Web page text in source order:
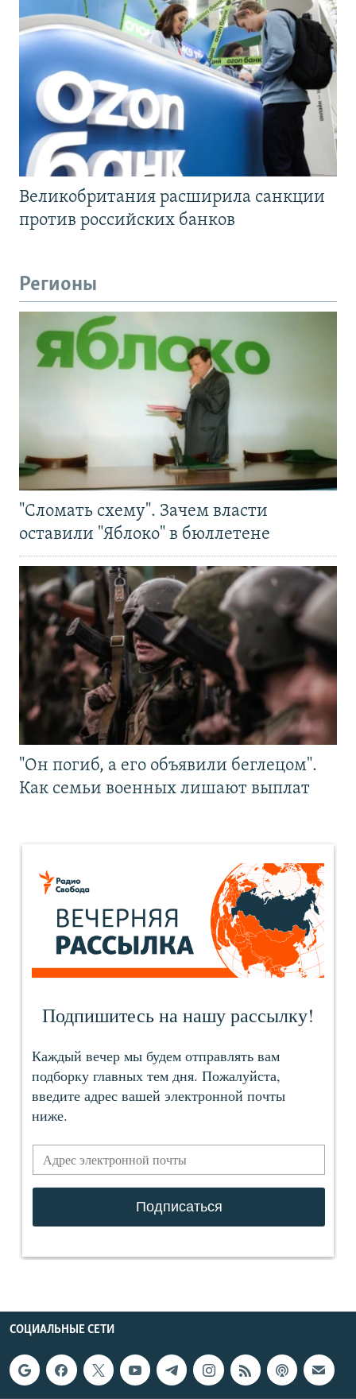
Великобритания расширила санкции
против российских банков
Регионы
"Сломать схему". Зачем власти
оставили "Яблоко" в бюллетене
"Он погиб, а его объявили беглецом".
Как семьи военных лишают выплат
СОЦИАЛЬНЫЕ СЕТИ